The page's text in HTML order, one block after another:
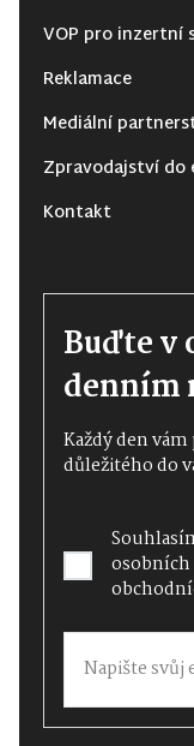
VOP pro inzertní
Reklamace
Mediální
Zpravodajství do
Kontakt
Buďte v
denním
Každý den
důležitého do